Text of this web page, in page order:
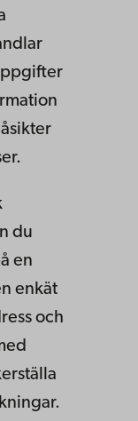
du
en
enkät
och